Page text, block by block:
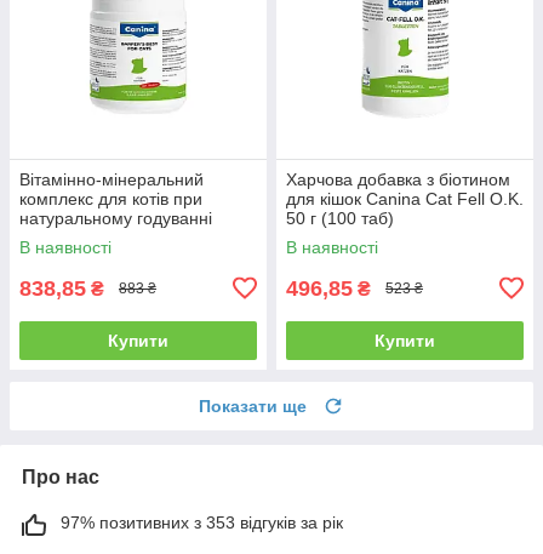
Вітамінно-мінеральний
комплекс для котів при
натуральному годуванні
Canina Barfer’s Best Cat,
порошок 180 г
В наявності
838,85 ₴ 883 ₴
Купити
Харчова добавка з біотином
для кішок Canina Cat Fell O.K.
50 г (100 таб)
В наявності
496,85 ₴ 523 ₴
Купити
Показати ще
Про нас
97% позитивних з 353 відгуків за рік